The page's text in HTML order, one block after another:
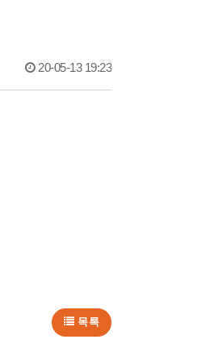
20-05-13 19:23
목록